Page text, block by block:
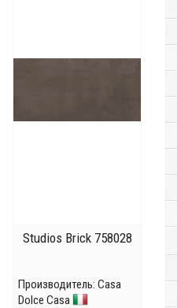
Studios Brick 758028
Производитель: Casa
Dolce Casa